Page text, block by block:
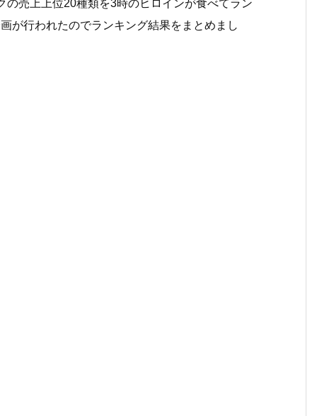
売上上位20種類を3時のヒロインが食べてラン
が行われたのでランキング結果をまとめまし